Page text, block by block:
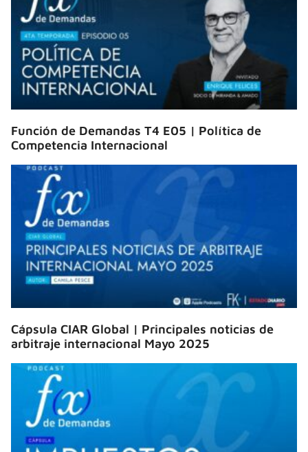
Función de Demandas T4 E05 | Política de
Competencia Internacional
Cápsula CIAR Global | Principales noticias de
arbitraje internacional Mayo 2025